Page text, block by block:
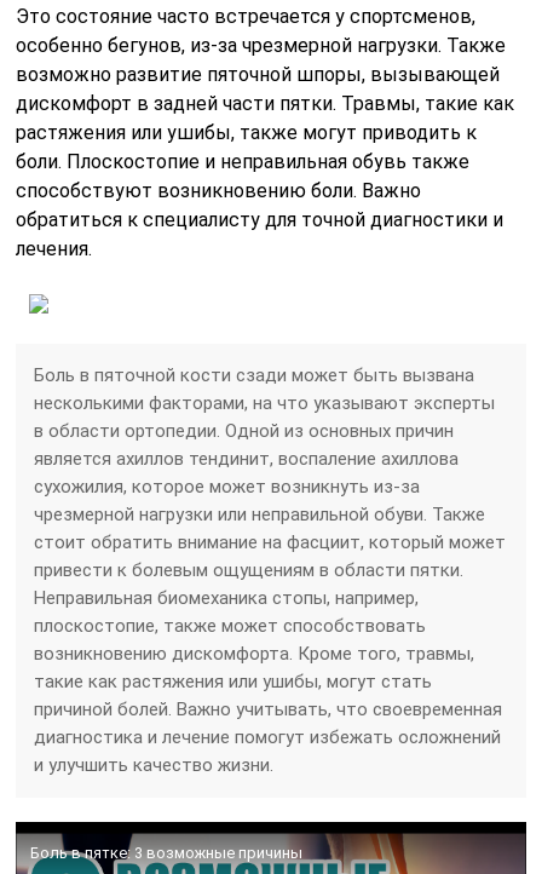
Это состояние часто встречается у спортсменов,
особенно бегунов, из-за чрезмерной нагрузки. Также
возможно развитие пяточной шпоры, вызывающей
дискомфорт в задней части пятки. Травмы, такие как
растяжения или ушибы, также могут приводить к
боли. Плоскостопие и неправильная обувь также
способствуют возникновению боли. Важно
обратиться к специалисту для точной диагностики и
лечения.
Боль в пяточной кости сзади может быть вызвана
несколькими факторами, на что указывают эксперты
в области ортопедии. Одной из основных причин
является ахиллов тендинит, воспаление ахиллова
сухожилия, которое может возникнуть из-за
чрезмерной нагрузки или неправильной обуви. Также
стоит обратить внимание на фасциит, который может
привести к болевым ощущениям в области пятки.
Неправильная биомеханика стопы, например,
плоскостопие, также может способствовать
возникновению дискомфорта. Кроме того, травмы,
такие как растяжения или ушибы, могут стать
причиной болей. Важно учитывать, что своевременная
диагностика и лечение помогут избежать осложнений
и улучшить качество жизни.
Боль в пятке: 3 возможные причины